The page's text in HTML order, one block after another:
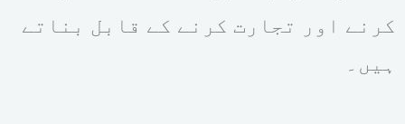
کرنے اور تجارت کرنے کے قابل بناتے
ہیں۔